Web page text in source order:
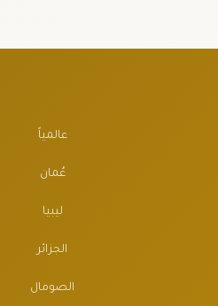
عالمياً
عُمان
ليبيا
الجزائر
الصومال